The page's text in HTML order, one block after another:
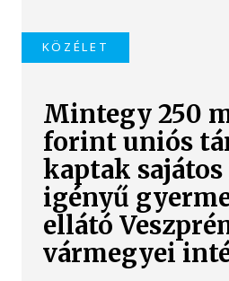
KÖZÉLET
Mintegy 250
forint uniós
kaptak sajátos
igényű
ellátó
vármegyei